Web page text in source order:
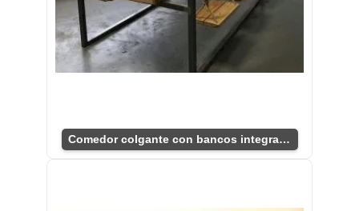
Comedor colgante con bancos integrados